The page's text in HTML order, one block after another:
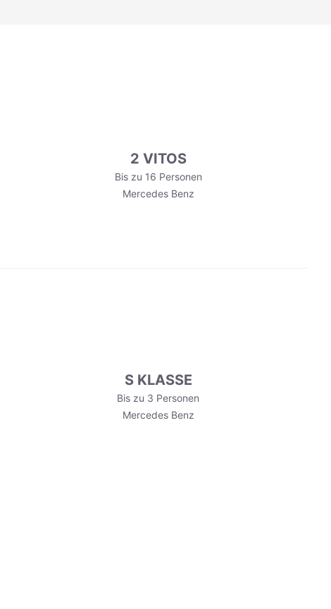
2 VITOS
Bis zu 16 Personen
Mercedes Benz
S KLASSE
Bis zu 3 Personen
Mercedes Benz